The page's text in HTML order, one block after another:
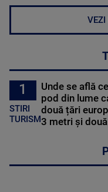
VEZI
1
STIRI
TURISM
Unde se află
pod din lume
două țări
3 metri și